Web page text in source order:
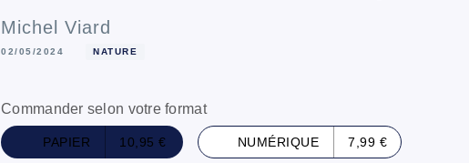
Michel Viard
02/05/2024 NATURE
Commander selon votre format
PAPIER 10,95 € NUMÉRIQUE 7,99 €